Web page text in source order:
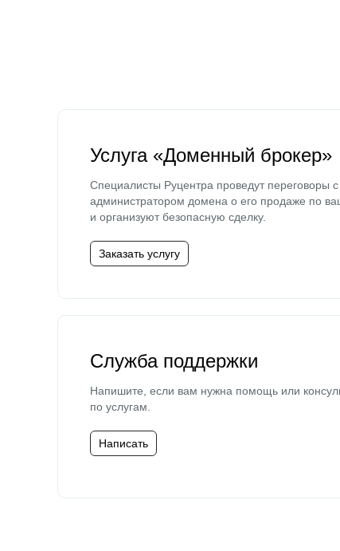
Услуга «Доменный брокер»
Специалисты Руцентра проведут переговоры с
администратором домена о его продаже по
и организуют безопасную сделку.
Заказать услугу
Служба поддержки
Напишите, если вам нужна помощь или
по услугам.
Написать